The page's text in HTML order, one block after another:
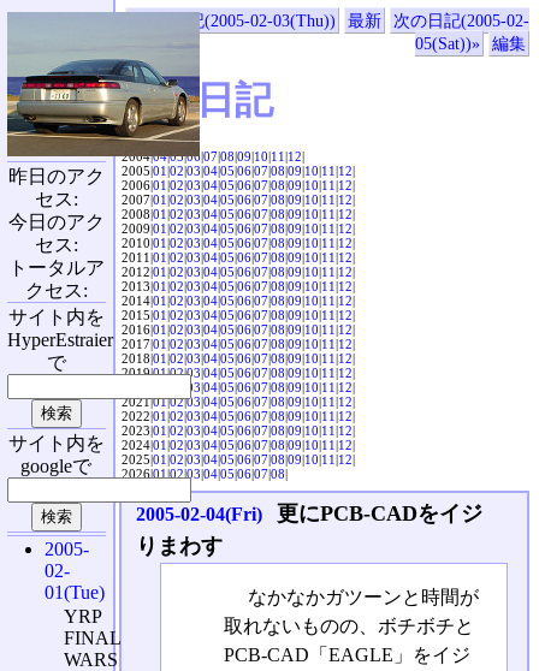
«前の日記(2005-02-03(Thu)) 最新
次の日記(2005-02-
05(Sat))»
編集
SVX日記
2004|04|05|06|07|08|09|10|11|12|
2005|01|02|03|04|05|06|07|08|09|10|11|12|
2006|01|02|03|04|05|06|07|08|09|10|11|12|
2007|01|02|03|04|05|06|07|08|09|10|11|12|
2008|01|02|03|04|05|06|07|08|09|10|11|12|
2009|01|02|03|04|05|06|07|08|09|10|11|12|
2010|01|02|03|04|05|06|07|08|09|10|11|12|
2011|01|02|03|04|05|06|07|08|09|10|11|12|
2012|01|02|03|04|05|06|07|08|09|10|11|12|
2013|01|02|03|04|05|06|07|08|09|10|11|12|
2014|01|02|03|04|05|06|07|08|09|10|11|12|
2015|01|02|03|04|05|06|07|08|09|10|11|12|
2016|01|02|03|04|05|06|07|08|09|10|11|12|
2017|01|02|03|04|05|06|07|08|09|10|11|12|
2018|01|02|03|04|05|06|07|08|09|10|11|12|
2019|01|02|03|04|05|06|07|08|09|10|11|12|
03|04|05|06|07|08|09|10|11|12|
2021|01|02|03|04|05|06|07|08|09|10|11|12|
2022|01|02|03|04|05|06|07|08|09|10|11|12|
2023|01|02|03|04|05|06|07|08|09|10|11|12|
2024|01|02|03|04|05|06|07|08|09|10|11|12|
2025|01|02|03|04|05|06|07|08|09|10|11|12|
2026|01|02|03|04|05|06|07|08|
2005-02-04(Fri)
更にPCB-CADをイジ
りまわす
なかなかガツーンと時間が
取れないものの、ボチボチと
PCB-CAD「EAGLE」をイジ
昨日のアク
セス:
今日のアク
セス:
トータルア
クセス:
サイト内を
HyperEstraier
で
サイト内を
googleで
2005-
02-
01(Tue)
YRP
FINAL
WARS